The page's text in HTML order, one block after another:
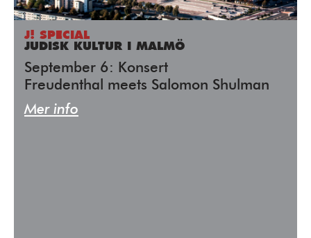
J! SPECIAL
JUDISK KULTUR I MALMÖ
September 6: Konsert
Freudenthal meets Salomon Shulman
Mer info